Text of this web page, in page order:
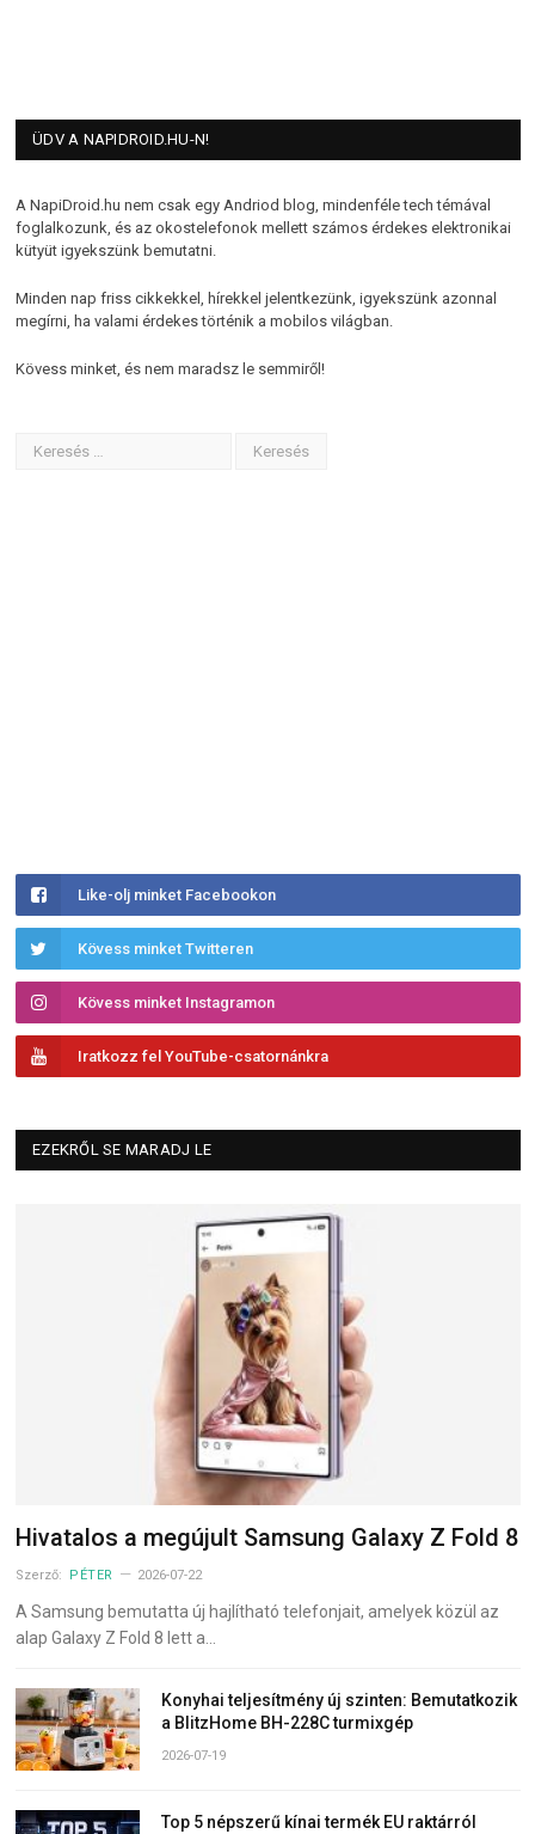
ÜDV A NAPIDROID.HU-N!
A NapiDroid.hu nem csak egy Andriod blog, mindenféle tech témával
foglalkozunk, és az okostelefonok mellett számos érdekes elektronikai
kütyüt igyekszünk bemutatni.
Minden nap friss cikkekkel, hírekkel jelentkezünk, igyekszünk azonnal
megírni, ha valami érdekes történik a mobilos világban.
Kövess minket, és nem maradsz le semmiről!
Like-olj minket Facebookon
Kövess minket Twitteren
Kövess minket Instagramon
Iratkozz fel YouTube-csatornánkra
EZEKRŐL SE MARADJ LE
Hivatalos a megújult Samsung Galaxy Z Fold 8
Szerző: PÉTER 2026-07-22
A Samsung bemutatta új hajlítható telefonjait, amelyek közül az
alap Galaxy Z Fold 8 lett a…
Konyhai teljesítmény új szinten: Bemutatkozik
a BlitzHome BH-228C turmixgép
2026-07-19
Top 5 népszerű kínai termék EU raktárról